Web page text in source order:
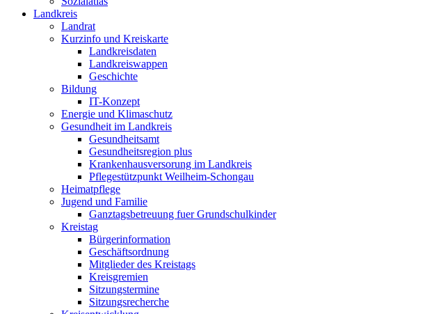
Landkreis
Landrat
Kurzinfo und Kreiskarte
Landkreisdaten
Landkreiswappen
Geschichte
Bildung
IT-Konzept
Energie und Klimaschutz
Gesundheit im Landkreis
Gesundheitsamt
Gesundheitsregion plus
Krankenhausversorung im Landkreis
Pflegestützpunkt Weilheim-Schongau
Heimatpflege
Jugend und Familie
Ganztagsbetreuung fuer Grundschulkinder
Kreistag
Bürgerinformation
Geschäftsordnung
Mitglieder des Kreistags
Kreisgremien
Sitzungstermine
Sitzungsrecherche